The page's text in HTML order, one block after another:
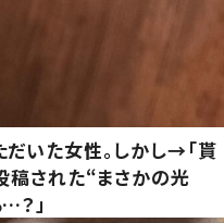
いた女性。しかし→「貰
稿された“まさかの光
？」